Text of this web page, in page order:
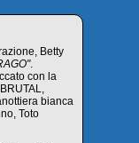
Betty
.
con la
bianca
Toto